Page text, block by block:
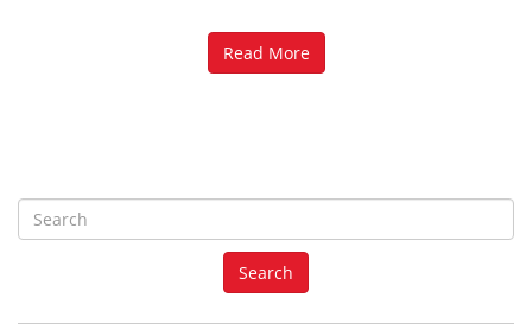
Read More
e
r
Search